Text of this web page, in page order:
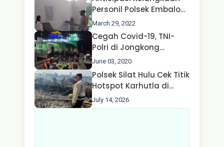
Nusa II Polda Kalbar*
Personil Polsek Embaloh
Hulu Gencar Lakukan
Pengecekan Oksigen
March 29, 2022
Cegah Covid-19, TNI-
Polri di Jongkong
Himbau Masyarakat
Jangan Kumpul Hinga
Larut Malam.
June 03, 2020
Polsek Silat Hulu Cek Titik
Hotspot Karhutla di
Desa Nanga Dangkan,
Api Ditemukan Sudah
July 14, 2026